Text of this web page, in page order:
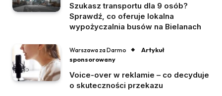
Szukasz transportu dla 9 osób?
Sprawdź, co oferuje lokalna
wypożyczalnia busów na Bielanach
Warszawa za Darmo
Artykuł
sponsorowany
Voice-over w reklamie – co decyduje
o skuteczności przekazu